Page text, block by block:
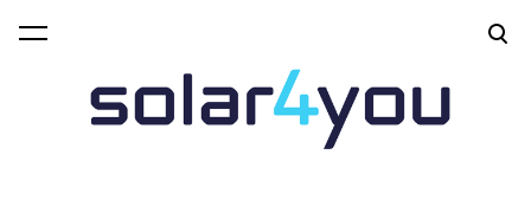
lisati ostukorvi.